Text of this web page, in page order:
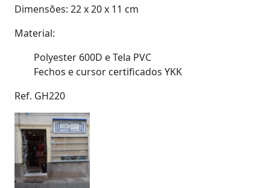
Dimensões: 22 x 20 x 11 cm
Material:
Polyester 600D e Tela PVC
Fechos e cursor certificados YKK
Ref. GH220